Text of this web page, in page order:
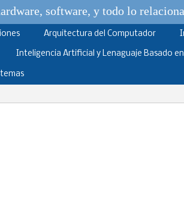
software, y todo lo
Arquitectura del Computador
Inteligencia Artificial y Lenaguaje Basado